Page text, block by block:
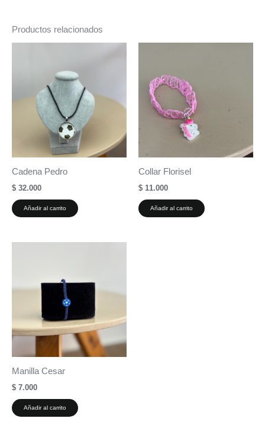
Productos relacionados
Cadena Pedro
$ 32.000
Añadir al carrito
Collar Florisel
$ 11.000
Añadir al carrito
Manilla Cesar
$ 7.000
Añadir al carrito